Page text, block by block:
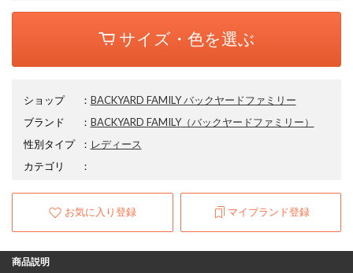
サイズ・色を選ぶ
ショップ ： BACKYARD FAMILY バックヤードファミリー
ブランド
： BACKYARD FAMILY（バックヤードファミリー）
性別タイプ
： レディース
カテゴリ
：
お気に入り登録 マイブランド登録
商品説明